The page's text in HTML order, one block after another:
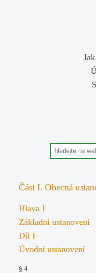
Část I. Obecná
Hlava I
Základní ustanovení
Díl I
Úvodní ustanovení
§ 4